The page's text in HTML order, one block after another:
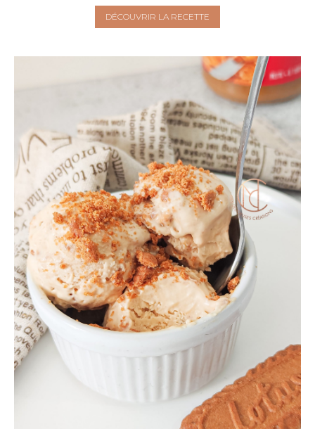
DÉCOUVRIR LA RECETTE